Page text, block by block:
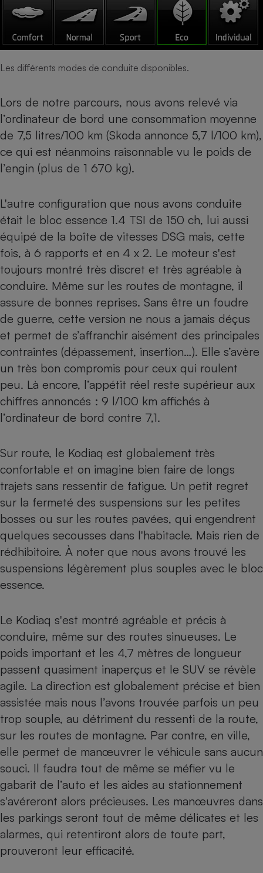
Les différents modes de conduite disponibles.
Lors de notre parcours, nous avons relevé via
l’ordinateur de bord une consommation moyenne
de 7,5 litres/100 km (Skoda annonce 5,7 l/100 km),
ce qui est néanmoins raisonnable vu le poids de
l’engin (plus de 1 670 kg).
L'autre configuration que nous avons conduite
était le bloc essence 1.4 TSI de 150 ch, lui aussi
équipé de la boîte de vitesses DSG mais, cette
fois, à 6 rapports et en 4 x 2. Le moteur s'est
toujours montré très discret et très agréable à
conduire. Même sur les routes de montagne, il
assure de bonnes reprises. Sans être un foudre
de guerre, cette version ne nous a jamais déçus
et permet de s’affranchir aisément des principales
contraintes (dépassement, insertion…). Elle s’avère
un très bon compromis pour ceux qui roulent
peu. Là encore, l’appétit réel reste supérieur aux
chiffres annoncés : 9 l/100 km affichés à
l’ordinateur de bord contre 7,1.
Sur route, le Kodiaq est globalement très
confortable et on imagine bien faire de longs
trajets sans ressentir de fatigue. Un petit regret
sur la fermeté des suspensions sur les petites
bosses ou sur les routes pavées, qui engendrent
quelques secousses dans l'habitacle. Mais rien de
rédhibitoire. À noter que nous avons trouvé les
suspensions légèrement plus souples avec le bloc
essence.
Le Kodiaq s'est montré agréable et précis à
conduire, même sur des routes sinueuses. Le
poids important et les 4,7 mètres de longueur
passent quasiment inaperçus et le SUV se révèle
agile. La direction est globalement précise et bien
assistée mais nous l’avons trouvée parfois un peu
trop souple, au détriment du ressenti de la route,
sur les routes de montagne. Par contre, en ville,
elle permet de manœuvrer le véhicule sans aucun
souci. Il faudra tout de même se méfier vu le
gabarit de l’auto et les aides au stationnement
s'avéreront alors précieuses. Les manœuvres dans
les parkings seront tout de même délicates et les
alarmes, qui retentiront alors de toute part,
prouveront leur efficacité.